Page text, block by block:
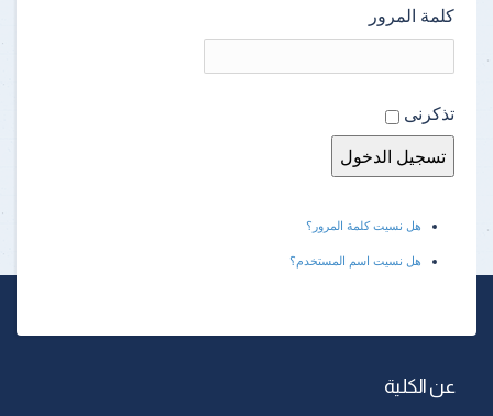
كلمة المرور
تذكرنى
هل نسيت كلمة المرور؟
هل نسيت اسم المستخدم؟
عن الكلية